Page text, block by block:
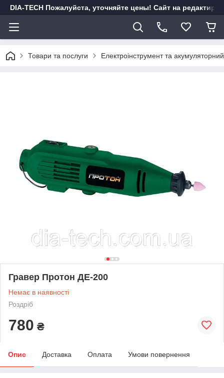
DIA-TECH Пожалуйста, уточняйте цены! Сайт на
Товари та послуги Електроінструмент та
Гравер Протон ДЕ-200
Немає в наявності
Роздріб
780 ₴
Опис Доставка Оплата Умови повернення